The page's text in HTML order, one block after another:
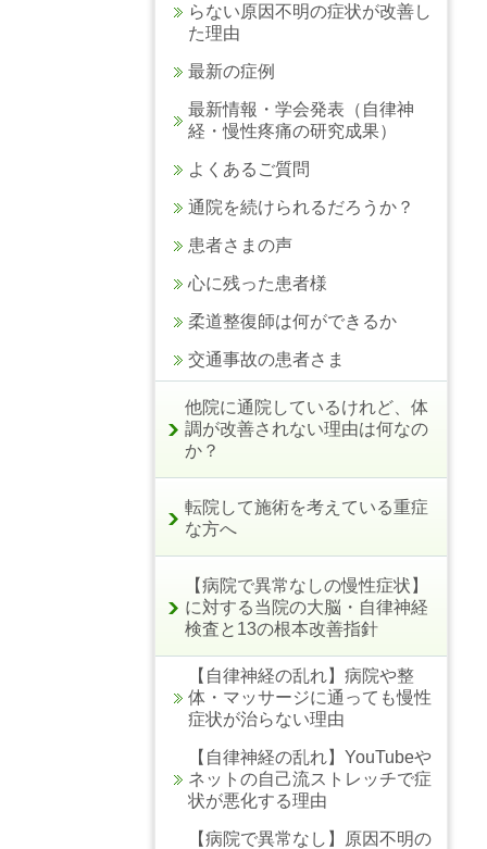
らない原因不明の症状が改善し
た理由
最新の症例
最新情報・学会発表（自律神
経・慢性疼痛の研究成果）
よくあるご質問
通院を続けられるだろうか？
患者さまの声
心に残った患者様
柔道整復師は何ができるか
交通事故の患者さま
他院に通院しているけれど、体
調が改善されない理由は何なの
か？
転院して施術を考えている重症
な方へ
【病院で異常なしの慢性症状】
に対する当院の大脳・自律神経
検査と13の根本改善指針
【自律神経の乱れ】病院や整
体・マッサージに通っても慢性
症状が治らない理由
【自律神経の乱れ】YouTubeや
ネットの自己流ストレッチで症
状が悪化する理由
【病院で異常なし】原因不明の